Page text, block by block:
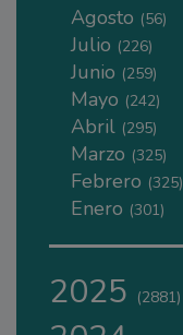
Agosto (56)
Julio (226)
Junio (259)
Mayo (242)
Abril (295)
Marzo (325)
Febrero (325)
Enero (301)
2025 (2881)